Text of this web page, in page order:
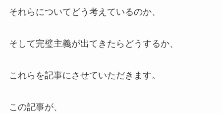
それらについてどう考えているのか、
そして完璧主義が出てきたらどうするか、
これらを記事にさせていただきます。
この記事が、